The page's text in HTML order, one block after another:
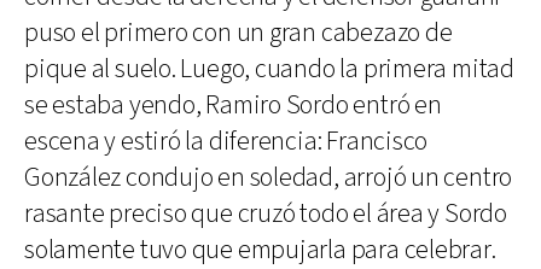
puso el primero con un gran cabezazo de
pique al suelo. Luego, cuando la primera mitad
se estaba yendo, Ramiro Sordo entró en
escena y estiró la diferencia: Francisco
González condujo en soledad, arrojó un centro
rasante preciso que cruzó todo el área y Sordo
solamente tuvo que empujarla para celebrar.